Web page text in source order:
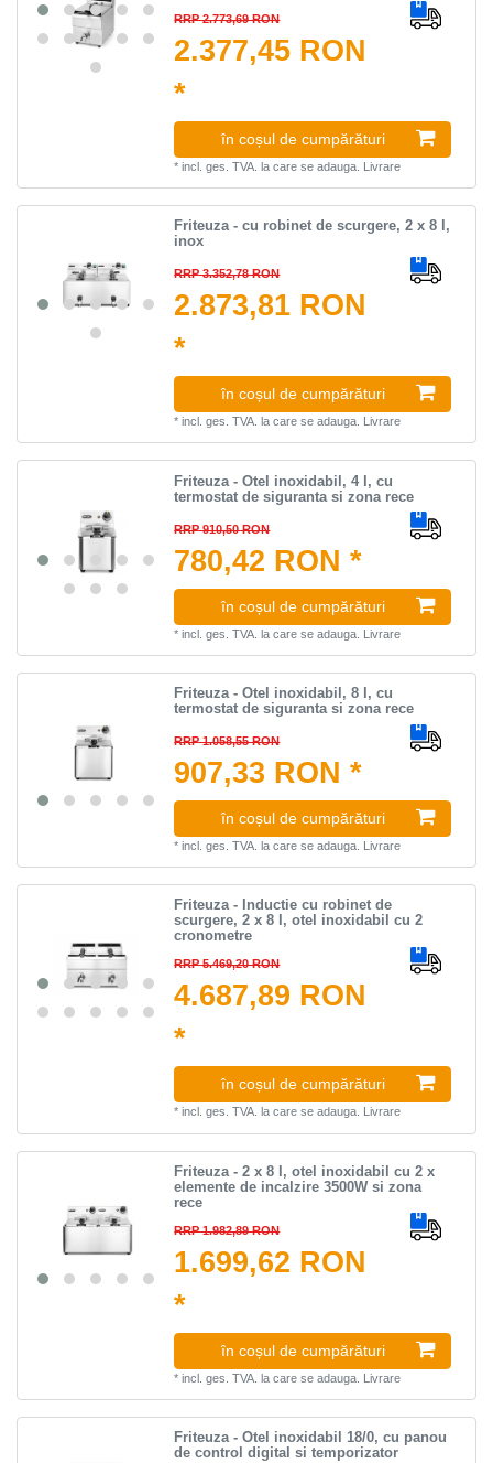
RRP 2.773,69 RON
2.377,45 RON
*
în coșul de cumpărături
*incl. ges. TVA. la care se adauga. Livrare
Friteuza - cu robinet de scurgere, 2 x 8 l,
inox
RRP 3.352,78 RON
2.873,81 RON
*
în coșul de cumpărături
*incl. ges. TVA. la care se adauga. Livrare
Friteuza - Otel inoxidabil, 4 l, cu
termostat de siguranta si zona rece
RRP 910,50 RON
780,42 RON *
în coșul de cumpărături
*incl. ges. TVA. la care se adauga. Livrare
Friteuza - Otel inoxidabil, 8 l, cu
termostat de siguranta si zona rece
RRP 1.058,55 RON
907,33 RON *
în coșul de cumpărături
*incl. ges. TVA. la care se adauga. Livrare
Friteuza - Inductie cu robinet de
scurgere, 2 x 8 l, otel inoxidabil cu 2
cronometre
RRP 5.469,20 RON
4.687,89 RON
*
în coșul de cumpărături
*incl. ges. TVA. la care se adauga. Livrare
Friteuza - 2 x 8 l, otel inoxidabil cu 2 x
elemente de incalzire 3500W si zona
rece
RRP 1.982,89 RON
1.699,62 RON
*
în coșul de cumpărături
*incl. ges. TVA. la care se adauga. Livrare
Friteuza - Otel inoxidabil 18/0, cu panou
de control digital si temporizator